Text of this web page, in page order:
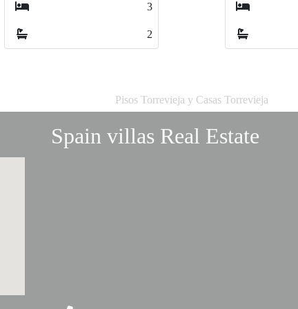
3
2
Pisos Torrevieja y Casas Torrevieja
Spain villas Real Estate